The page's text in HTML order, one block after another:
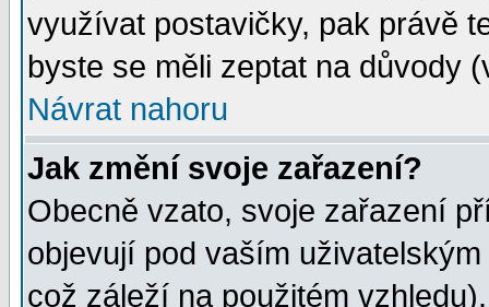
využívat postavičky, pak právě
byste se měli zeptat na důvody
Návrat nahoru
Jak změní svoje zařazení?
Obecně vzato, svoje zařazení
objevují pod vaším
což záleží na použitém